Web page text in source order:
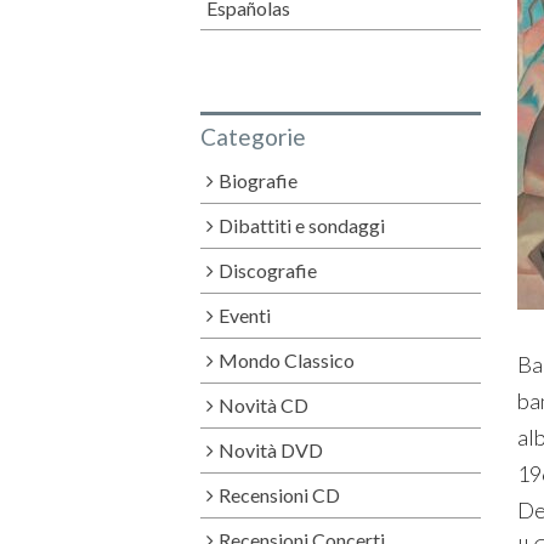
Españolas
Categorie
Biografie
Dibattiti e sondaggi
Discografie
Eventi
Mondo Classico
Novità CD
Novità DVD
Recensioni CD
Recensioni Concerti